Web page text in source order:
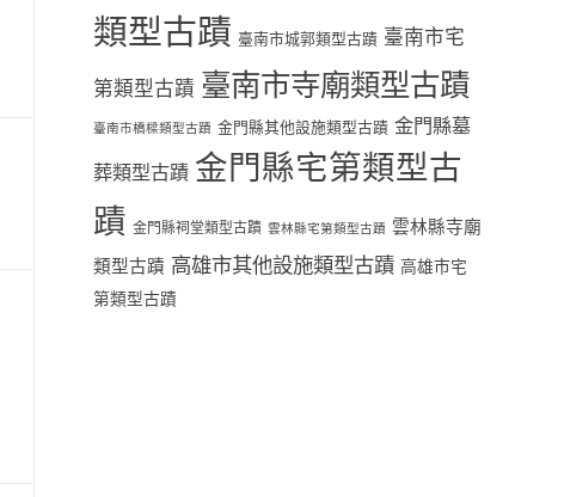
類型古蹟 臺南市城郭類型古蹟 臺南市宅
第類型古蹟 臺南市寺廟類型古蹟
臺南市橋樑類型古蹟 金門縣其他設施類型古蹟 金門縣墓
葬類型古蹟 金門縣宅第類型古
蹟 金門縣祠堂類型古蹟 雲林縣宅第類型古蹟 雲林縣寺廟
類型古蹟 高雄市其他設施類型古蹟 高雄市宅
第類型古蹟